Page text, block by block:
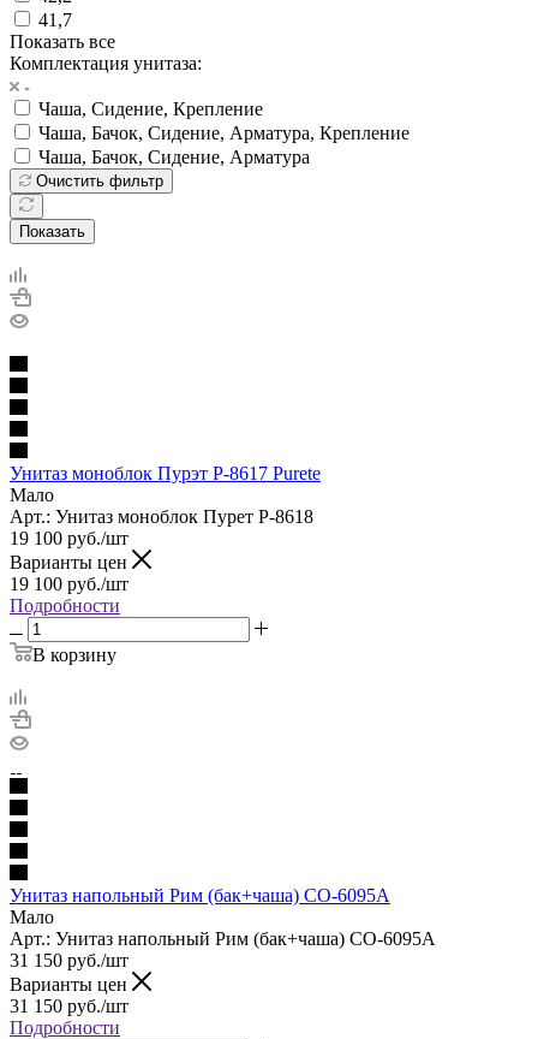
41,7
Показать все
Комплектация унитаза:
Чаша, Сидение, Крепление
Чаша, Бачок, Сидение, Арматура, Крепление
Чаша, Бачок, Сидение, Арматура
Очистить фильтр
Показать
Унитаз моноблок Пурэт Р-8617 Purete
Мало
Арт.: Унитаз моноблок Пурет Р-8618
19 100 руб./шт
Варианты цен
19 100 руб./шт
Подробности
В корзину
Унитаз напольный Рим (бак+чаша) СО-6095А
Мало
Арт.: Унитаз напольный Рим (бак+чаша) СО-6095А
31 150 руб./шт
Варианты цен
31 150 руб./шт
Подробности